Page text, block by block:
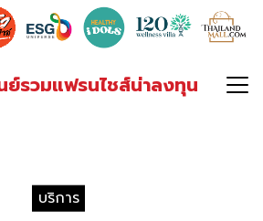
รวมแฟรนไชส์น่าลงทุน
บริการ